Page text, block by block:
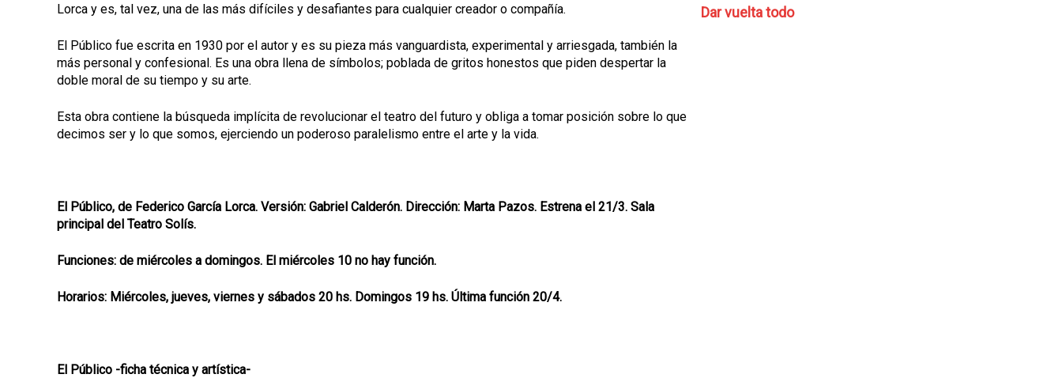
Lorca y es, tal vez, una de las más difíciles y desafiantes para cualquier creador o compañía.
El Público fue escrita en 1930 por el autor y es su pieza más vanguardista, experimental y arriesgada, también la
más personal y confesional. Es una obra llena de símbolos; poblada de gritos honestos que piden despertar la
doble moral de su tiempo y su arte.
Esta obra contiene la búsqueda implícita de revolucionar el teatro del futuro y obliga a tomar posición sobre lo que
decimos ser y lo que somos, ejerciendo un poderoso paralelismo entre el arte y la vida.
El Público, de Federico García Lorca. Versión: Gabriel Calderón. Dirección: Marta Pazos. Estrena el 21/3. Sala
principal del Teatro Solís.
Funciones: de miércoles a domingos. El miércoles 10 no hay función.
Horarios: Miércoles, jueves, viernes y sábados 20 hs. Domingos 19 hs. Última función 20/4.
El Público -ficha técnica y artística-
Dar vuelta todo